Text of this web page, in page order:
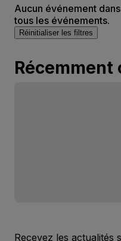
Aucun événement
tous les événements.
Réinitialiser les filtres
Récemment
Recevez les actualités